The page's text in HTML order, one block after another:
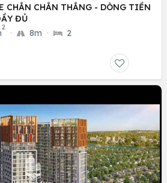
CHẮN CHẮN THẮNG - DÒNG TIỀN
ĐỦ
2
· 8m · 2